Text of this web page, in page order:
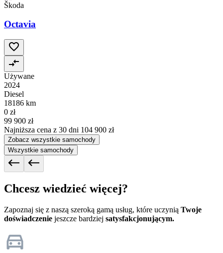
Škoda
Octavia
Używane
2024
Diesel
18186 km
0 zł
99 900 zł
Najniższa cena z 30 dni 104 900 zł
Zobacz wszystkie samochody
Wszystkie samochody
Chcesz wiedzieć więcej?
Zapoznaj się z naszą szeroką gamą usług, które uczynią Twoje
doświadczenie jeszcze bardziej satysfakcjonującym.